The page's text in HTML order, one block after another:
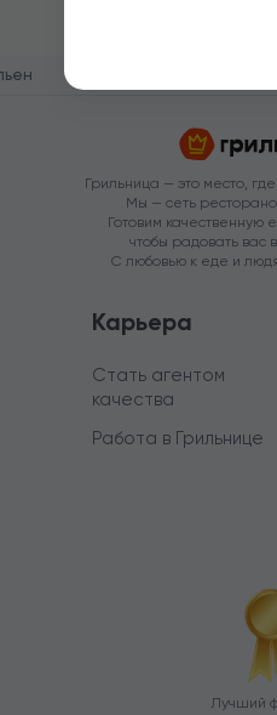
Грильница — это место,
Мы — сеть
Готовим качественную
чтобы радовать вас
С любовью к еде и
Карьера
Стать агентом
качества
Работа в Грильнице
Лучший